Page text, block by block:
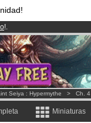
!.
Hazte Premium ya
y Mangas!.
Seiya : Hypermythe > Ch. 4
Miniaturas